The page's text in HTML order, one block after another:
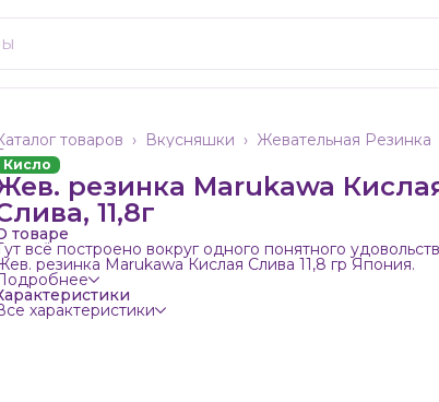
Жевательная Резинка
Вкусняшки ›
товаров ›
Кисло
резинка Marukawa
11,8г
товаре
всё построено вокруг одного понятного
резинка Marukawa Кислая Слива 11,8 гр Япония.
характеристики